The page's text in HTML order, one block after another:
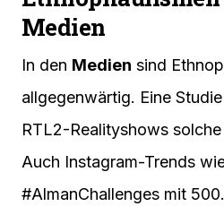
Medien
In den Medien sind
allgegenwärtig. Eine
RTL2-Realityshows
Auch Instagram-Trends
#AlmanChallenges mit